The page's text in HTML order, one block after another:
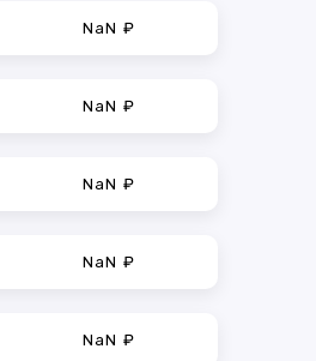
NaN ₽
NaN ₽
NaN ₽
NaN ₽
NaN ₽